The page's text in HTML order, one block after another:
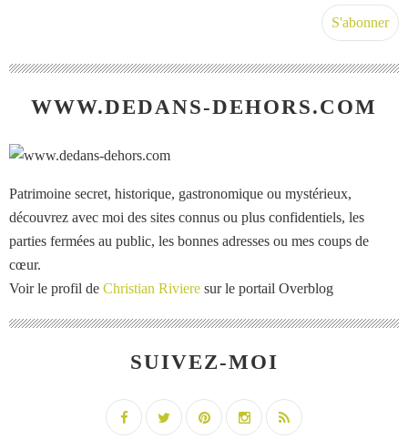
WWW.DEDANS-DEHORS.COM
Patrimoine secret, historique, gastronomique ou mystérieux,
découvrez avec moi des sites connus ou plus confidentiels, les
parties fermées au public, les bonnes adresses ou mes coups de
cœur.
Voir le profil de Christian Riviere sur le portail Overblog
SUIVEZ-MOI